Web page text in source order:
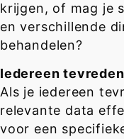
krijgen, of mag je
en verschillende
behandelen?
Iedereen tevreden
Als je iedereen
relevante data
voor een